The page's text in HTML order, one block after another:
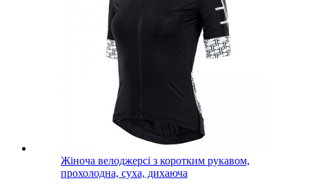
Жіноча велоджерсі з коротким рукавом,
прохолодна, суха, дихаюча